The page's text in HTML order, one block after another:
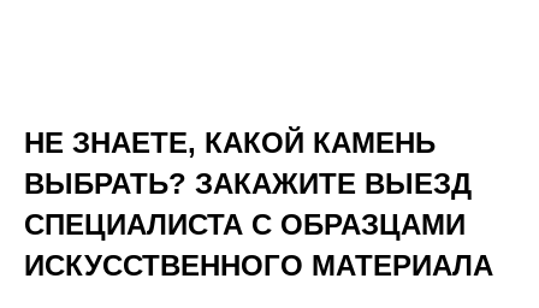
НЕ ЗНАЕТЕ, КАКОЙ КАМЕНЬ
ВЫБРАТЬ? ЗАКАЖИТЕ ВЫЕЗД
СПЕЦИАЛИСТА С ОБРАЗЦАМИ
ИСКУССТВЕННОГО МАТЕРИАЛА